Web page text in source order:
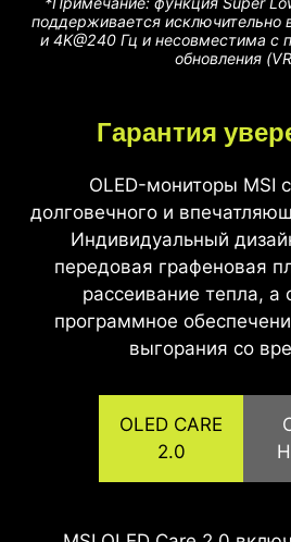
поддерживается исключительно
и 4K@240 Гц и несовместима с
обновления
Гарантия
OLED-мониторы MSI
долговечного и
Индивидуальный
передовая графеновая
рассеивание тепла, а
программное
выгорания со
OLED CARE
2.0